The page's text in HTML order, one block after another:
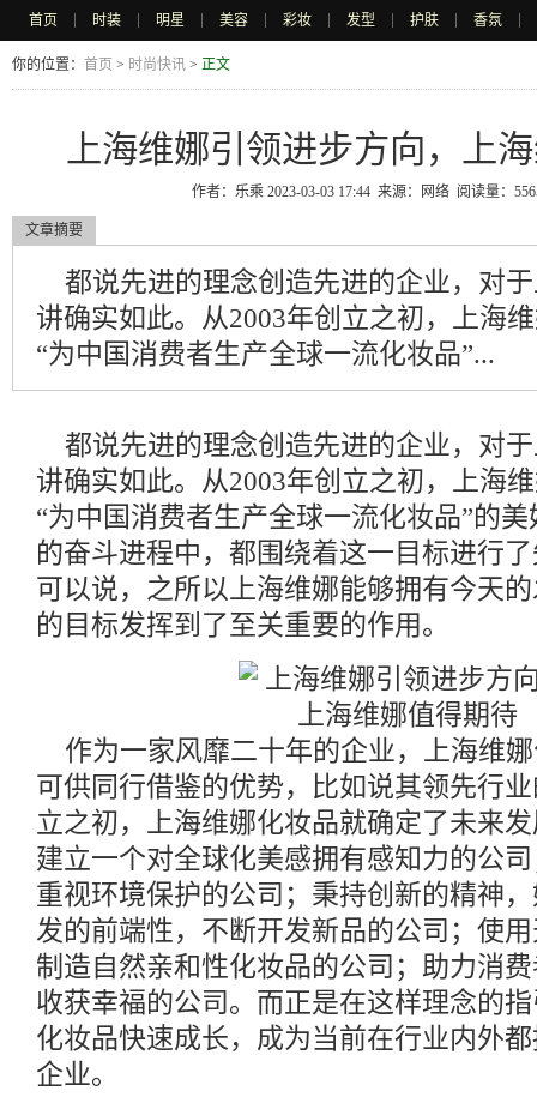
首页 时装 明星 美容 彩妆 发型 护肤 香氛
你的位置： 首页 > 时尚快讯 > 正文
上海维娜引领进步方向，上
作者：乐乘 2023-03-03 17:44 来源：网络 阅读量：
文章摘要
都说先进的理念创造先进的企业，对
讲确实如此。从2003年创立之初，上海
“为中国消费者生产全球一流化妆品”...
都说先进的理念创造先进的企业，对
讲确实如此。从2003年创立之初，上海
“为中国消费者生产全球一流化妆品”的
的奋斗进程中，都围绕着这一目标进行
可以说，之所以上海维娜能够拥有今天
的目标发挥到了至关重要的作用。
作为一家风靡二十年的企业，上海维
可供同行借鉴的优势，比如说其领先行
立之初，上海维娜化妆品就确定了未来
建立一个对全球化美感拥有感知力的公
重视环境保护的公司；秉持创新的精神
发的前端性，不断开发新品的公司；使
制造自然亲和性化妆品的公司；助力消
收获幸福的公司。而正是在这样理念的
化妆品快速成长，成为当前在行业内外
企业。